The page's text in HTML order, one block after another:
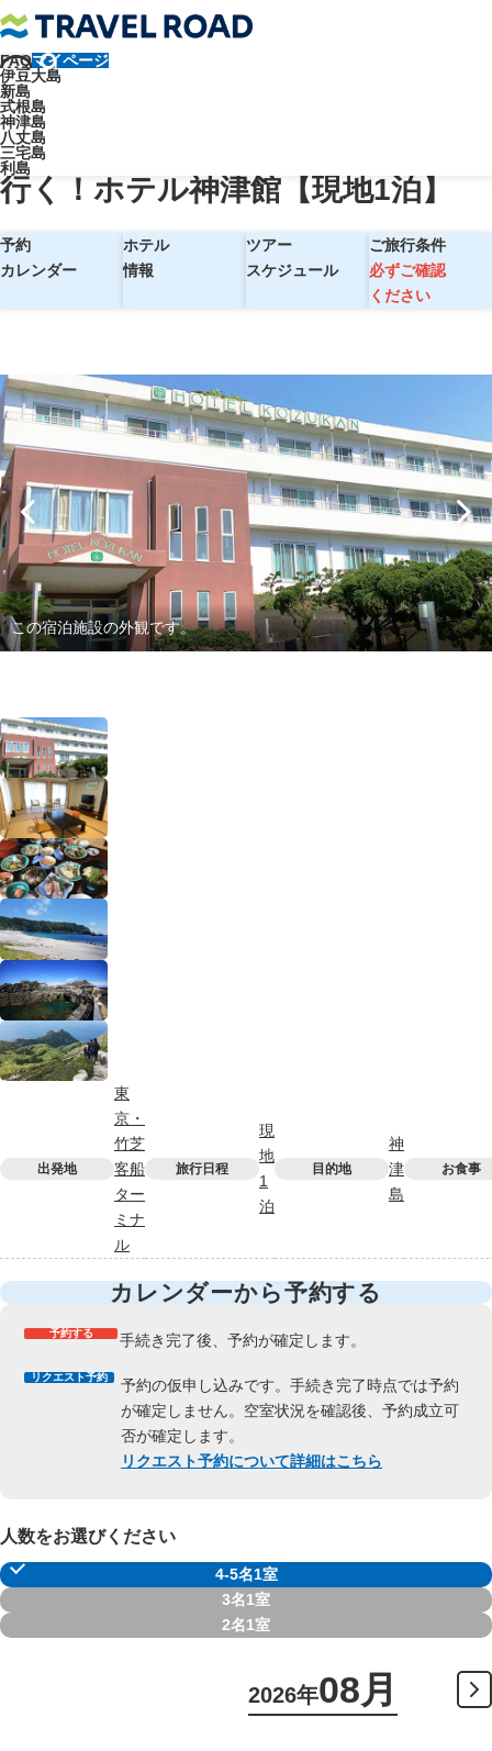
FAQマイページ
伊豆大島
新島
式根島
神津島
八丈島
三宅島
利島
トラベルロード
【東京・竹芝発】往復大型客船で行く！ホテル神津館【現地1泊】
【東京・竹芝発】往復大型客船で
行く！ホテル神津館【現地1泊】
予約
カレンダー
ホテル
情報
ツアー
スケジュール
ご旅行条件
必ずご確認
ください
この宿泊施設の外観です。
出発地
東
京・
竹芝
客船
ター
ミナ
ル
旅行日程
現
地
1
泊
目的地
神
津
島
お食事
カレンダーから予約する
予約する 手続き完了後、予約が確定します。
リクエスト予約
予約の仮申し込みです。手続き完了時点では予約
が確定しません。空室状況を確認後、予約成立可
否が確定します。
リクエスト予約について詳細はこちら
人数をお選びください
4-5名1室
3名1室
2名1室
2026年08月